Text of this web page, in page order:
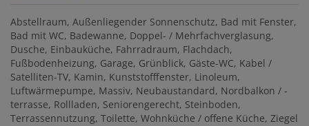
Abstellraum Außenliegender Sonnenschutz Bad mit Fenster
Bad mit WC Badewanne Doppel- / Mehrfachverglasung
Dusche Einbauküche Fahrradraum Flachdach
Fußbodenheizung Garage Grünblick Gäste-WC Kabel /
Satelliten-TV Kamin Kunststofffenster Linoleum
Luftwärmepumpe Massiv Neubaustandard Nordbalkon / -
terrasse Rollladen Seniorengerecht Steinboden
Terrassennutzung Toilette Wohnküche / offene Küche Ziegel